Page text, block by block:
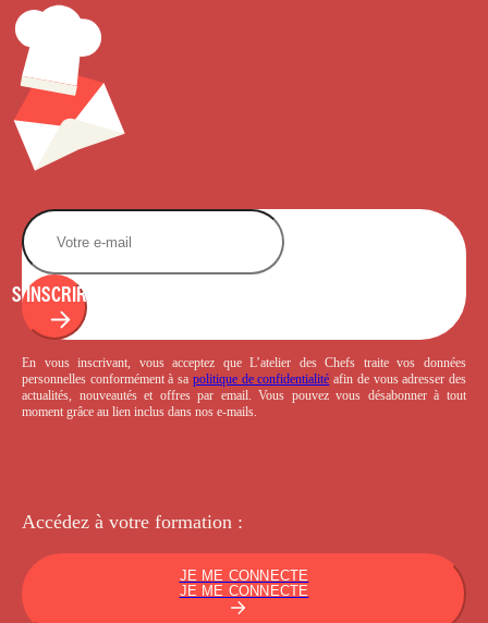
S'INSCRIRE
En vous inscrivant, vous acceptez que L’atelier des Chefs traite vos données
personnelles conformément à sa politique de confidentialité afin de vous adresser des
actualités, nouveautés et offres par email. Vous pouvez vous désabonner à tout
moment grâce au lien inclus dans nos e-mails.
Accédez à votre formation :
JE ME CONNECTE
JE ME CONNECTE